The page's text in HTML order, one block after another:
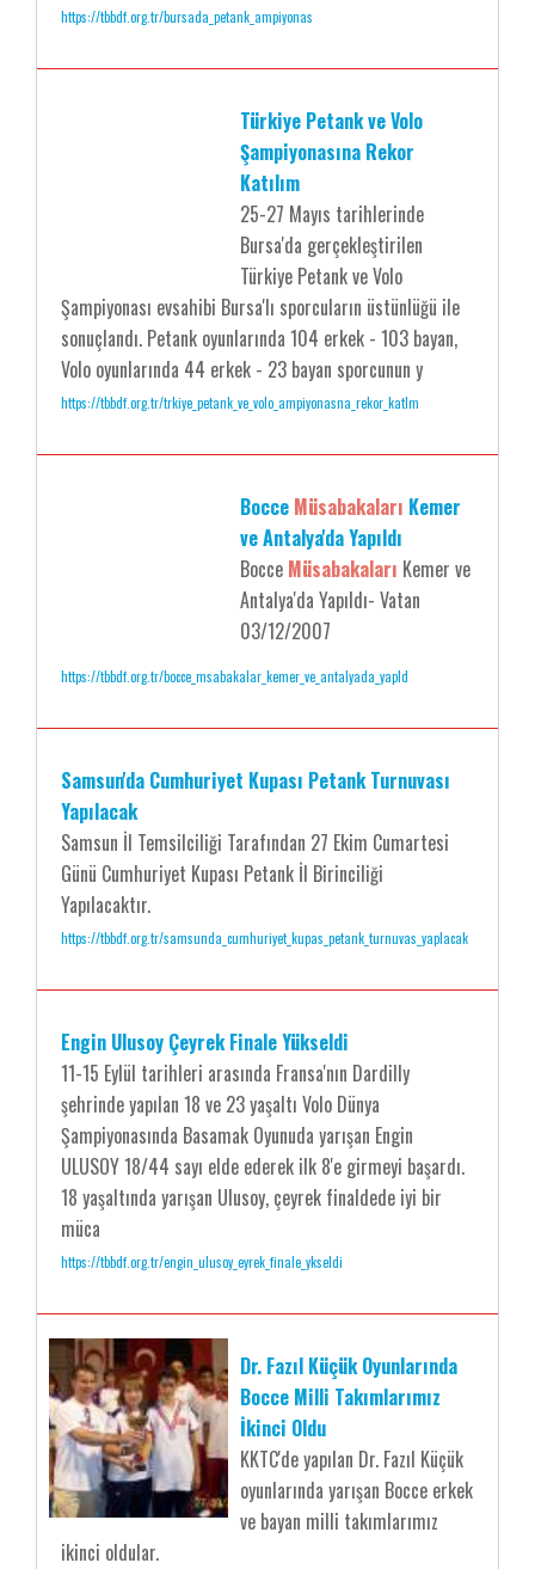
https://tbbdf.org.tr/bursada_petank_ampiyonas
Türkiye Petank ve Volo
Şampiyonasına Rekor
Katılım
25-27 Mayıs tarihlerinde
Bursa'da gerçekleştirilen
Türkiye Petank ve Volo
Şampiyonası evsahibi Bursa'lı sporcuların üstünlüğü ile
sonuçlandı. Petank oyunlarında 104 erkek - 103 bayan,
Volo oyunlarında 44 erkek - 23 bayan sporcunun y
https://tbbdf.org.tr/trkiye_petank_ve_volo_ampiyonasna_rekor_katlm
Bocce Müsabakaları Kemer
ve Antalya'da Yapıldı
Bocce Müsabakaları Kemer ve
Antalya'da Yapıldı- Vatan
03/12/2007
https://tbbdf.org.tr/bocce_msabakalar_kemer_ve_antalyada_yapld
Samsun'da Cumhuriyet Kupası Petank Turnuvası
Yapılacak
Samsun İl Temsilciliği Tarafından 27 Ekim Cumartesi
Günü Cumhuriyet Kupası Petank İl Birinciliği
Yapılacaktır.
https://tbbdf.org.tr/samsunda_cumhuriyet_kupas_petank_turnuvas_yaplacak
Engin Ulusoy Çeyrek Finale Yükseldi
11-15 Eylül tarihleri arasında Fransa'nın Dardilly
şehrinde yapılan 18 ve 23 yaşaltı Volo Dünya
Şampiyonasında Basamak Oyunuda yarışan Engin
ULUSOY 18/44 sayı elde ederek ilk 8'e girmeyi başardı.
18 yaşaltında yarışan Ulusoy, çeyrek finaldede iyi bir
müca
https://tbbdf.org.tr/engin_ulusoy_eyrek_finale_ykseldi
Dr. Fazıl Küçük Oyunlarında
Bocce Milli Takımlarımız
İkinci Oldu
KKTC'de yapılan Dr. Fazıl Küçük
oyunlarında yarışan Bocce erkek
ve bayan milli takımlarımız
ikinci oldular.